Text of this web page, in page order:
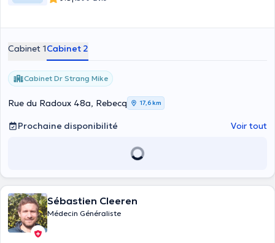
Cabinet 1Cabinet 2
Cabinet Dr Strang Mike
Rue du Radoux 48a, Rebecq 17,6 km
Prochaine disponibilité Voir tout
Sébastien Cleeren
Médecin Généraliste